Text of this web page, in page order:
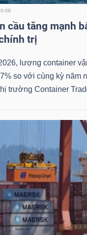
cầu tăng mạnh
trị
lượng container
so với cùng kỳ năm
trường Container